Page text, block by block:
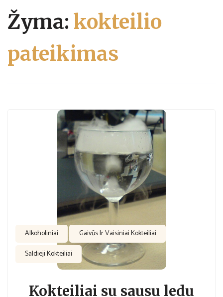
Žyma: kokteilio
pateikimas
Alkoholiniai
Gaivūs Ir Vaisiniai Kokteiliai
Saldieji Kokteiliai
Kokteiliai su sausu ledu